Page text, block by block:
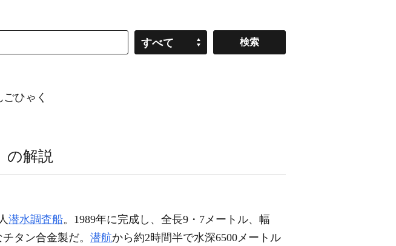
すべて
ひゃく
の解説
潜水調査船。1989年に完成し、全長9・7メートル、幅
タン合金製だ。 潜航から約2時間半で水深6500メートル